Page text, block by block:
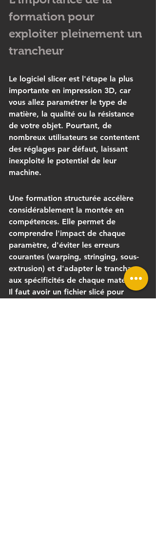
formation pour
exploiter pleinement un
trancheur
Le logiciel slicer est l'étape la plus
importante en impression 3D, car
vous allez paramétrer le type de
matière, la qualité ou la résistance
de votre objet. Pourtant, de
nombreux utilisateurs se contentent
des réglages par défaut, laissant
inexploité le potentiel de leur
machine.
Une formation structurée accélère
considérablement la montée en
compétences. Elle permet de
comprendre l'impact de chaque
paramètre, d'éviter les erreurs
courantes (warping, stringing, sous-
extrusion) et d'adapter le tranchage
aux spécificités de chaque matériau.
Il faut avoir un fichier slicé pour